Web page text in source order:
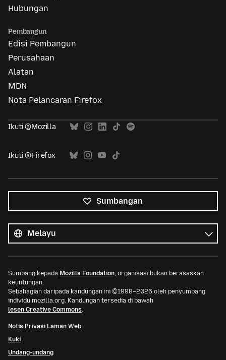
Hubungan
Pembangun
Edisi Pembangun
Perusahaan
Alatan
MDN
Nota Pelancaran Firefox
Ikuti @Mozilla
Ikuti @Firefox
Sumbangan
bahasa
Bahasa
Sumbang kepada Mozilla Foundation, organisasi bukan berasaskan
keuntungan.
Sebahagian daripada kandungan ini ©1998–2026 oleh penyumbang
individu mozilla.org. Kandungan tersedia di bawah
lesen Creative Commons.
Notis Privasi Laman Web
Kuki
Undang-undang